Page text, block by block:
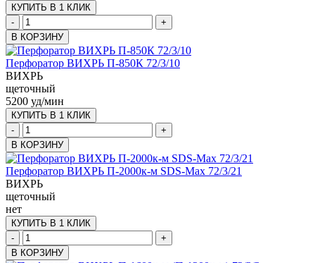
КУПИТЬ В 1 КЛИК
-
+
В КОРЗИНУ
Перфоратор ВИХРЬ П-850К 72/3/10
ВИХРЬ
щеточный
5200 уд/мин
КУПИТЬ В 1 КЛИК
-
+
В КОРЗИНУ
Перфоратор ВИХРЬ П-2000к-м SDS-Max 72/3/21
ВИХРЬ
щеточный
нет
КУПИТЬ В 1 КЛИК
-
+
В КОРЗИНУ